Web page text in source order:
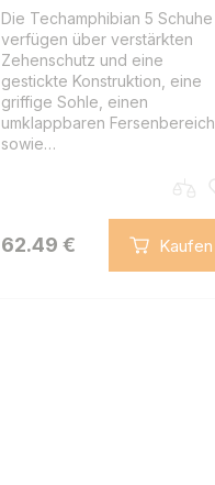
Die Techamphibian 5 Schuhe
verfügen über verstärkten
Zehenschutz und eine
gestickte Konstruktion, eine
griffige Sohle, einen
umklappbaren Fersenbereich
sowie…
62.49 € Kaufen